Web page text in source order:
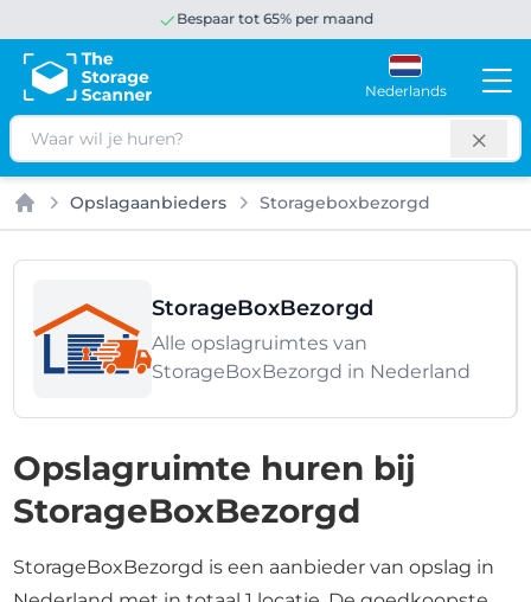
Bespaar tot 65% per maand
Nederlands
Zoeken
Home
Opslagaanbieders Storageboxbezorgd
StorageBoxBezorgd
Alle opslagruimtes van
StorageBoxBezorgd in Nederland
Opslagruimte huren bij
StorageBoxBezorgd
StorageBoxBezorgd is een aanbieder van opslag in